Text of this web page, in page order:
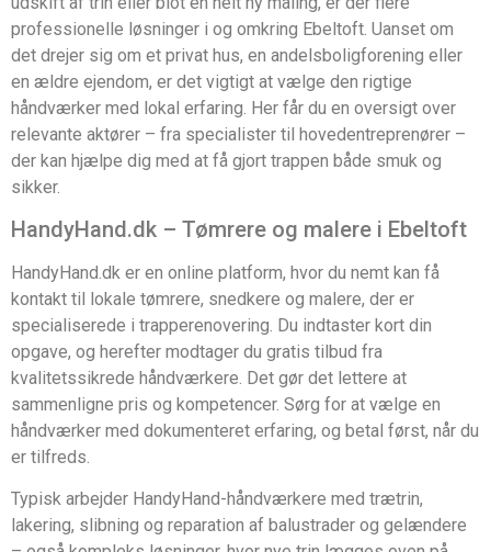
professionelle løsninger i og omkring Ebeltoft. Uanset om
det drejer sig om et privat hus, en andelsboligforening eller
en ældre ejendom, er det vigtigt at vælge den rigtige
håndværker med lokal erfaring. Her får du en oversigt over
relevante aktører – fra specialister til hovedentreprenører –
der kan hjælpe dig med at få gjort trappen både smuk og
sikker.
HandyHand.dk – Tømrere og malere i Ebeltoft
HandyHand.dk er en online platform, hvor du nemt kan få
kontakt til lokale tømrere, snedkere og malere, der er
specialiserede i trapperenovering. Du indtaster kort din
opgave, og herefter modtager du gratis tilbud fra
kvalitetssikrede håndværkere. Det gør det lettere at
sammenligne pris og kompetencer. Sørg for at vælge en
håndværker med dokumenteret erfaring, og betal først, når du
er tilfreds.
Typisk arbejder HandyHand-håndværkere med trætrin,
lakering, slibning og reparation af balustrader og gelændere